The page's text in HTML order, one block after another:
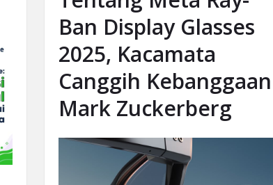
Ban Display Glasses
2025, Kacamata
Canggih Kebanggaan
Mark Zuckerberg